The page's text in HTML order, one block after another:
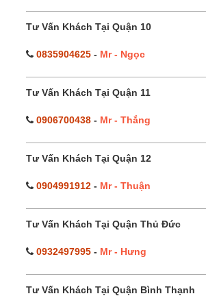
Tư Vấn Khách Tại Quận 10
0835904625 - Mr - Ngọc
Tư Vấn Khách Tại Quận 11
0906700438 - Mr - Thắng
Tư Vấn Khách Tại Quận 12
0904991912 - Mr - Thuận
Tư Vấn Khách Tại Quận Thủ Đức
0932497995 - Mr - Hưng
Tư Vấn Khách Tại Quận Bình Thạnh